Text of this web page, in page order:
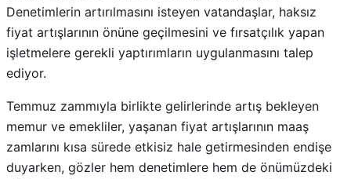
Denetimlerin artırılmasını isteyen vatandaşlar, haksız
fiyat artışlarının önüne geçilmesini ve fırsatçılık yapan
işletmelere gerekli yaptırımların uygulanmasını talep
ediyor.
Temmuz zammıyla birlikte gelirlerinde artış bekleyen
memur ve emekliler, yaşanan fiyat artışlarının maaş
zamlarını kısa sürede etkisiz hale getirmesinden endişe
duyarken, gözler hem denetimlere hem de önümüzdeki